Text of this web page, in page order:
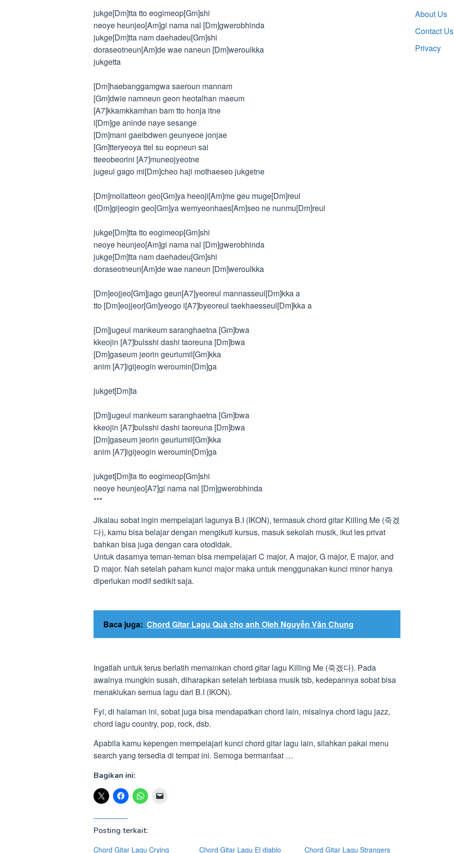
jukge[Dm]tta tto eogimeop[Gm]shi
neoye heunjeo[Am]gi nama nal [Dm]gwerobhinda
jukge[Dm]tta nam daehadeu[Gm]shi
doraseotneun[Am]de wae naneun [Dm]weroulkka
jukgetta
[Dm]haebanggamgwa saeroun mannam
[Gm]dwie namneun geon heotalhan maeum
[A7]kkamkkamhan bam tto honja itne
i[Dm]ge aninde naye sesange
[Dm]mani gaeibdwen geunyeoe jonjae
[Gm]tteryeoya ttel su eopneun sai
tteeobeorini [A7]muneojyeotne
jugeul gago mi[Dm]cheo haji mothaeseo jukgetne
[Dm]mollatteon geo[Gm]ya heeoji[Am]me geu muge[Dm]reul
i[Dm]gijeogin geo[Gm]ya wemyeonhaes[Am]seo ne nunmu[Dm]reul
jukge[Dm]tta tto eogimeop[Gm]shi
neoye heunjeo[Am]gi nama nal [Dm]gwerobhinda
jukge[Dm]tta nam daehadeu[Gm]shi
doraseotneun[Am]de wae naneun [Dm]weroulkka
[Dm]eojjeo[Gm]jago geun[A7]yeoreul mannasseul[Dm]kka a
tto [Dm]eojjeor[Gm]yeogo i[A7]byeoreul taekhaesseul[Dm]kka a
[Dm]jugeul mankeum saranghaetna [Gm]bwa
kkeojin [A7]bulsshi dashi taoreuna [Dm]bwa
[Dm]gaseum jeorin geuriumil[Gm]kka
anim [A7]igijeogin weroumin[Dm]ga
jukget[Dm]ta
[Dm]jugeul mankeum saranghaetna [Gm]bwa
kkeojin [A7]bulsshi dashi taoreuna [Dm]bwa
[Dm]gaseum jeorin geuriumil[Gm]kka
anim [A7]igijeogin weroumin[Dm]ga
jukget[Dm]ta tto eogimeop[Gm]shi
neoye heunjeo[A7]gi nama nal [Dm]gwerobhinda
***
Jikalau sobat ingin mempelajari lagunya B.I (IKON), termasuk chord gitar Killing Me (죽겠
다), kamu bisa belajar dengan mengikuti kursus, masuk sekolah musik, ikut les privat
bahkan bisa juga dengan cara otodidak.
Untuk dasarnya teman-teman bisa mempelajari C major, A major, G major, E major, and
D major. Nah setelah paham kunci major maka untuk menggunakan kunci minor hanya
diperlukan modif sedikit saja.
Baca juga: Chord Gitar Lagu Quà cho anh Oleh Nguyễn Văn Chung
Ingatlah untuk terus berlatih memainkan chord gitar lagu Killing Me (죽겠다). Pada
awalnya mungkin susah, diharapkan setelah terbiasa musik tsb, kedepannya sobat bisa
menaklukan semua lagu dari B.I (IKON).
Fyi, di halaman ini, sobat juga bisa mendapatkan chord lain, misalnya chord lagu jazz,
chord lagu country, pop, rock, dsb.
Apabila kamu kepengen mempelajari kunci chord gitar lagu lain, silahkan pakai menu
search yang tersedia di tempat ini. Semoga bermanfaat …
Bagikan ini:
Posting terkait:
Chord Gitar Lagu Crying Chord Gitar Lagu El diablo Chord Gitar Lagu Strangers
About Us
Contact Us
Privacy